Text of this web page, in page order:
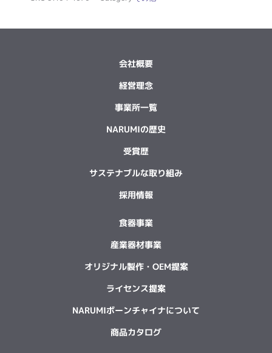
会社概要
経営理念
事業所一覧
NARUMIの歴史
受賞歴
サステナブルな取り組み
採用情報
食器事業
産業器材事業
オリジナル製作・OEM提案
ライセンス提案
NARUMIボーンチャイナについて
商品カタログ